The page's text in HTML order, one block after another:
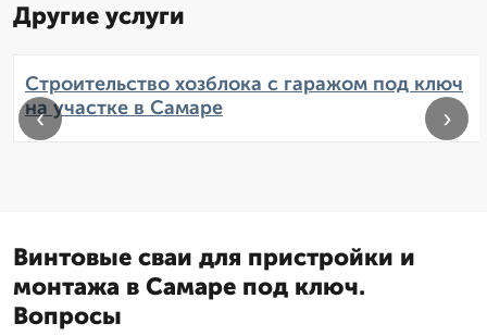
Другие услуги
Строительство хозблока с гаражом под ключ
на участке в Самаре
‹ ›
Винтовые сваи для пристройки и
монтажа в Самаре под ключ.
Вопросы